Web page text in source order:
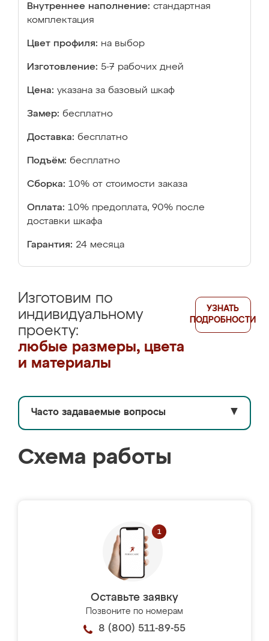
Внутреннее наполнение: стандартная
комплектация
Цвет профиля: на выбор
Изготовление: 5-7 рабочих дней
Цена: указана за базовый шкаф
Замер: бесплатно
Доставка: бесплатно
Подъём: бесплатно
Сборка: 10% от стоимости заказа
Оплата: 10% предоплата, 90% после
доставки шкафа
Гарантия: 24 месяца
Изготовим по
индивидуальному
проекту:
любые размеры, цвета
и материалы
УЗНАТЬ
ПОДРОБНОСТИ
Часто задаваемые вопросы ▼
Схема работы
Оставьте заявку
Позвоните по номерам
8 (800) 511-89-55